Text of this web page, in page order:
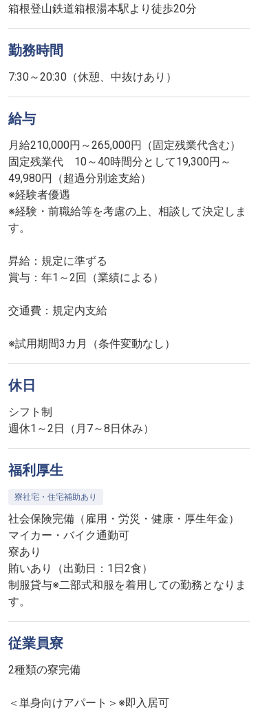
箱根登山鉄道箱根湯本駅より徒歩20分
勤務時間
7:30～20:30（休憩、中抜けあり）
給与
月給210,000円～265,000円（固定残業代含む）
固定残業代 10～40時間分として19,300円～
49,980円（超過分別途支給）
※経験者優遇
※経験・前職給等を考慮の上、相談して決定しま
す。
昇給：規定に準ずる
賞与：年1～2回（業績による）
交通費：規定内支給
※試用期間3カ月（条件変動なし）
休日
シフト制
福利厚生
寮社宅・住宅補助あり
社会保険完備（雇用・労災・健康・厚生年金）
マイカー・バイク通勤可
寮あり
賄いあり（出勤日：1日2食）
制服貸与※二部式和服を着用しての勤務となりま
す。
従業員寮
2種類の寮完備
＜単身向けアパート＞※即入居可